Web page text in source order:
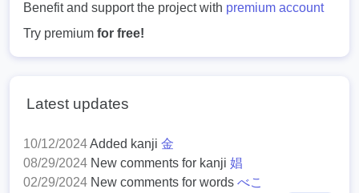
Benefit and support the project with premium account
Try premium for free!
Latest updates
10/12/2024Added kanji 金
08/29/2024 New comments for kanji 娼
02/29/2024 New comments for words べこ